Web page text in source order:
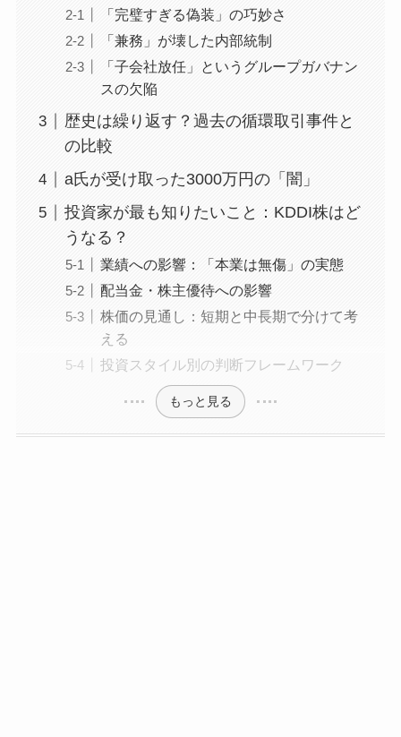
「完璧すぎる偽装」の巧妙さ
「兼務」が壊した内部統制
「子会社放任」というグループガバナン
スの欠陥
歴史は繰り返す？過去の循環取引事件と
の比較
a氏が受け取った3000万円の「闇」
投資家が最も知りたいこと：KDDI株はど
うなる？
業績への影響：「本業は無傷」の実態
配当金・株主優待への影響
株価の見通し：短期と中長期で分けて考
える
投資スタイル別の判断フレームワーク
もっと見る